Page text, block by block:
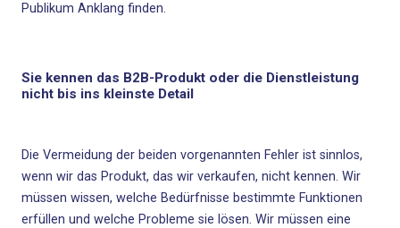
Publikum Anklang finden.
Sie kennen das B2B-Produkt oder die Dienstleistung
nicht bis ins kleinste Detail
Die Vermeidung der beiden vorgenannten Fehler ist sinnlos,
wenn wir das Produkt, das wir verkaufen, nicht kennen. Wir
müssen wissen, welche Bedürfnisse bestimmte Funktionen
erfüllen und welche Probleme sie lösen. Wir müssen eine